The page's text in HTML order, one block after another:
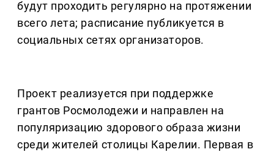
будут проходить регулярно на протяжении
всего лета; расписание публикуется в
социальных сетях организаторов.
Проект реализуется при поддержке
грантов Росмолодежи и направлен на
популяризацию здорового образа жизни
среди жителей столицы Карелии. Первая в